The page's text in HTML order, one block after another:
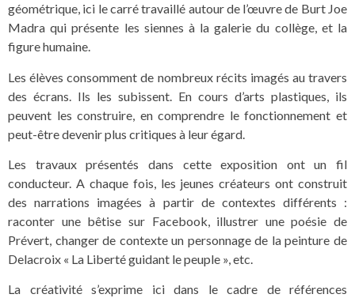
géométrique, ici le carré travaillé autour de l’œuvre de Burt Joe
Madra qui présente les siennes à la galerie du collège, et la
figure humaine.
Les élèves consomment de nombreux récits imagés au travers
des écrans. Ils les subissent. En cours d’arts plastiques, ils
peuvent les construire, en comprendre le fonctionnement et
peut-être devenir plus critiques à leur égard.
Les travaux présentés dans cette exposition ont un fil
conducteur. A chaque fois, les jeunes créateurs ont construit
des narrations imagées à partir de contextes différents :
raconter une bêtise sur Facebook, illustrer une poésie de
Prévert, changer de contexte un personnage de la peinture de
Delacroix « La Liberté guidant le peuple », etc.
La créativité s’exprime ici dans le cadre de références